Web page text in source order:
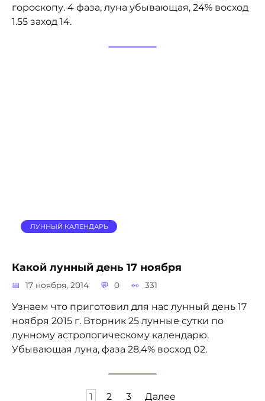
гороскопу. 4 фаза, луна убывающая, 24% восход
1.55 заход 14.
ЛУННЫЙ КАЛЕНДАРЬ
Какой лунный день 17 ноября
17 ноября, 2014 0 331
Узнаем что приготовил для нас лунный день 17
ноября 2015 г. Вторник 25 лунные сутки по
лунному астрологическому календарю.
Убывающая луна, фаза 28,4% восход 02.
1 2 3 Далее